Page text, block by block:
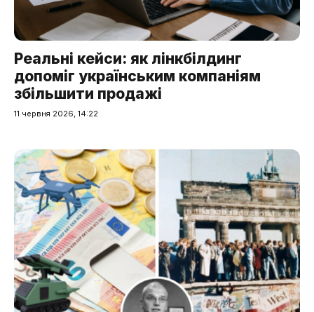
Реальні кейси: як лінкбілдинг
допоміг українським компаніям
збільшити продажі
11 червня 2026, 14:22